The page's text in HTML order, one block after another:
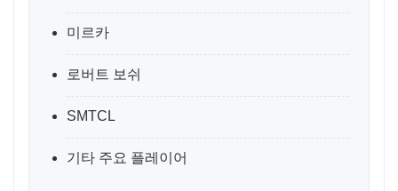
미르카
로버트 보쉬
SMTCL
기타 주요 플레이어